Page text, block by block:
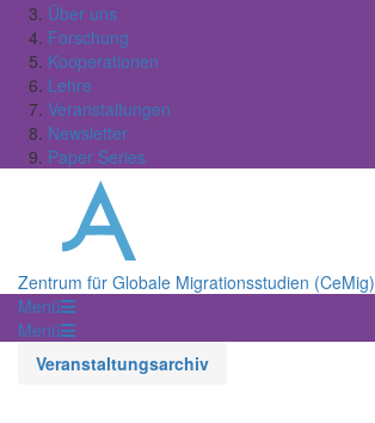
Über uns
Forschung
Kooperationen
Lehre
Veranstaltungen
Newsletter
Paper Series
Zentrum für Globale Migrationsstudien (CeMig)
Menü
Menü
Veranstaltungsarchiv